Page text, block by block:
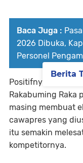
Baca Juga :
2026 Dibuka,
Personel
Positifnya kinerja
Rakabuming Raka
masing membuat
cawapres yang
itu semakin
kompetitornya.
Berita